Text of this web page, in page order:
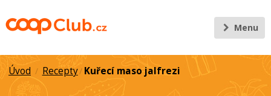
Menu
Úvod / Recepty/ Kuřecí maso jalfrezi